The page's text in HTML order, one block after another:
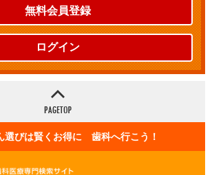
無料会員登録
ログイン
選びは賢くお得に 歯科へ行こう！